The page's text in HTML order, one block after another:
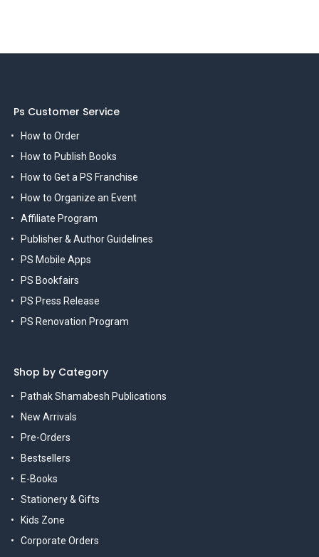
Ps Customer Service
How to Order
How to Publish Books
How to Get a PS Franchise
How to Organize an Event
Affiliate Program
Publisher & Author Guidelines
PS Mobile Apps
PS Bookfairs
PS Press Release
PS Renovation Program
Shop by Category
Pathak Shamabesh Publications
New Arrivals
Pre-Orders
Bestsellers
E-Books
Stationery & Gifts
Kids Zone
Corporate Orders